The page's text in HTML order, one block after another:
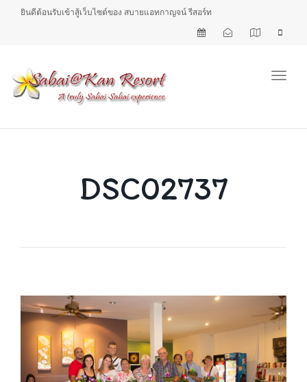
ยินดีต้อนรับเข้าสู้เว็บไซต์ของ สบายแอทกาญจน์ รีสอร์ท
DSC02737